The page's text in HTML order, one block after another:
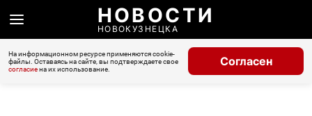
НОВОСТИ
НОВОКУЗНЕЦКА
На информационном ресурсе применяются cookie-
файлы. Оставаясь на сайте, вы подтверждаете свое
согласиена их использование.
Согласен